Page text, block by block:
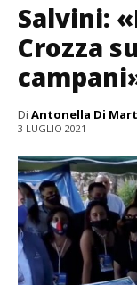
Salvini:
Crozza
Di Antonella Di
3 LUGLIO 2021